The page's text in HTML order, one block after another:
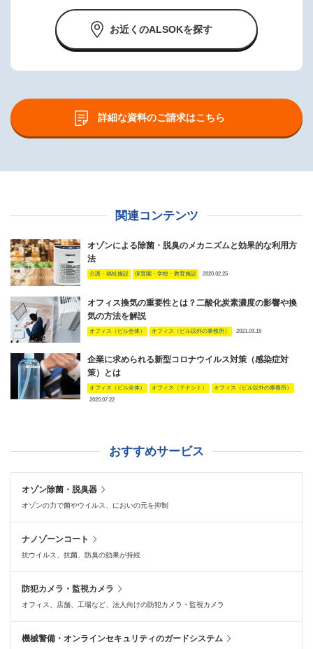
お近くのALSOKを探す
詳細な資料のご請求はこちら
関連コンテンツ
オゾンによる除菌・脱臭のメカニズムと効果的な利用方
法
介護・福祉施設 保育園・学校・教育施設 2020.02.25
オフィス換気の重要性とは？二酸化炭素濃度の影響や換
気の方法を解説
オフィス（ビル全体） オフィス（ビル以外の事務所） 2021.03.15
企業に求められる新型コロナウイルス対策（感染症対
策）とは
オフィス（ビル全体） オフィス（テナント）
オフィス（ビル以外の事務所）
2020.07.22
おすすめサービス
オゾン除菌・脱臭器
オゾンの力で菌やウイルス、においの元を抑制
ナノゾーンコート
抗ウイルス、抗菌、防臭の効果が持続
防犯カメラ・監視カメラ
オフィス、店舗、工場など、法人向けの防犯カメラ・監視カメラ
機械警備・オンラインセキュリティのガードシステム